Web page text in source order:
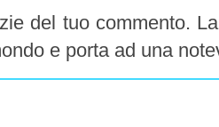
del tuo commento.
e porta ad una